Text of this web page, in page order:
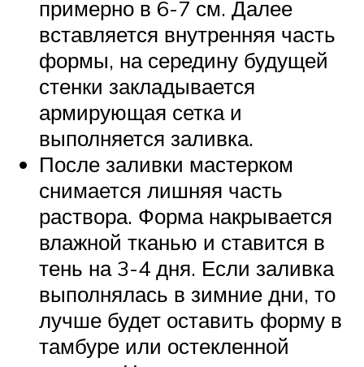
примерно в 6-7 см. Далее
вставляется внутренняя часть
формы, на середину будущей
стенки закладывается
армирующая сетка и
выполняется заливка.
После заливки мастерком
снимается лишняя часть
раствора. Форма накрывается
влажной тканью и ставится в
тень на 3-4 дня. Если заливка
выполнялась в зимние дни, то
лучше будет оставить форму в
тамбуре или остекленной